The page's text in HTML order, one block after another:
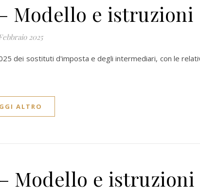
Modello e istruzioni
2025
dei sostituti d'imposta e degli intermediari, con le
ALTRO
Modello e istruzioni